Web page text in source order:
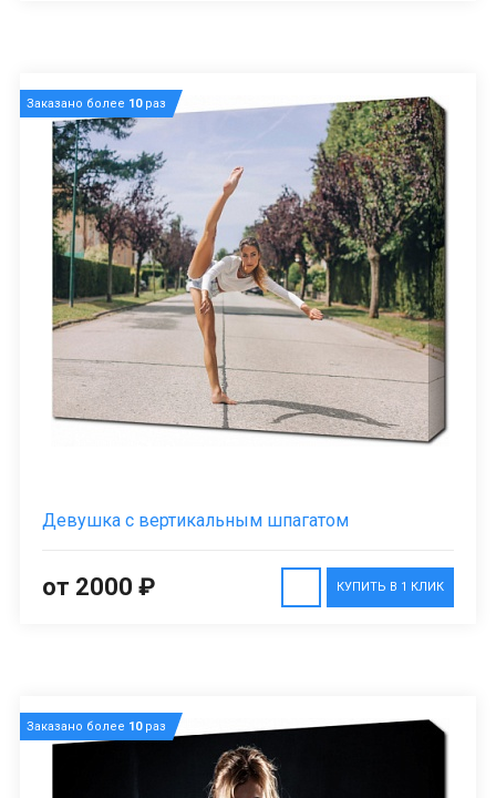
Заказано более 10раз
Девушка с вертикальным шпагатом
КУПИТЬ В 1 КЛИК
от 2000 ₽
Заказано более 10раз